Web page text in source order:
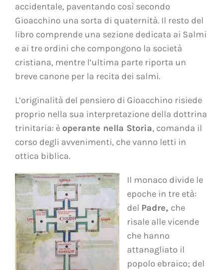
accidentale, paventando così secondo
Gioacchino una sorta di quaternità. Il resto del
libro comprende una sezione dedicata ai Salmi
e ai tre ordini che compongono la società
cristiana, mentre l’ultima parte riporta un
breve canone per la recita dei salmi.
L’originalità del pensiero di Gioacchino risiede
proprio nella sua interpretazione della dottrina
trinitaria: è operante nella Storia, comanda il
corso degli avvenimenti, che vanno letti in
ottica biblica.
Il monaco divide le
epoche in tre età:
del Padre, che
risale alle vicende
che hanno
attanagliato il
popolo ebraico; del